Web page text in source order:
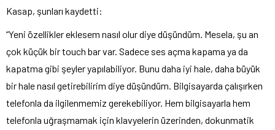
Kasap, şunları kaydetti:
“Yeni özellikler eklesem nasıl olur diye düşündüm. Mesela, şu an
çok küçük bir touch bar var. Sadece ses açma kapama ya da
kapatma gibi şeyler yapılabiliyor. Bunu daha iyi hale, daha büyük
bir hale nasıl getirebilirim diye düşündüm. Bilgisayarda çalışırken
telefonla da ilgilenmemiz gerekebiliyor. Hem bilgisayarla hem
telefonla uğraşmamak için klavyelerin üzerinden, dokunmatik